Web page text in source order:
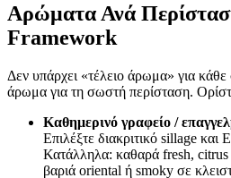
Αρώματα Ανά
Framework
Δεν υπάρχει «τέλειο άρωμα» για
άρωμα για τη σωστή περίσταση.
Καθημερινό γραφείο /
Επιλέξτε διακριτικό sillage και
Κατάλληλα: καθαρά fresh,
βαριά oriental ή smoky σε